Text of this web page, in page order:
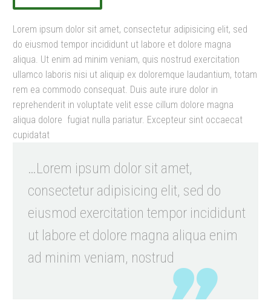
Lorem ipsum dolor sit amet, consectetur adipisicing elit, sed
do eiusmod tempor incididunt ut labore et dolore magna
aliqua. Ut enim ad minim veniam, quis nostrud exercitation
ullamco laboris nisi ut aliquip ex doloremque laudantium, totam
rem ea commodo consequat. Duis aute irure dolor in
reprehenderit in voluptate velit esse cillum dolore magna
aliqua dolore fugiat nulla pariatur. Excepteur sint occaecat
cupidatat
…Lorem ipsum dolor sit amet,
consectetur adipisicing elit, sed do
eiusmod exercitation tempor incididunt
ut labore et dolore magna aliqua enim
ad minim veniam, nostrud